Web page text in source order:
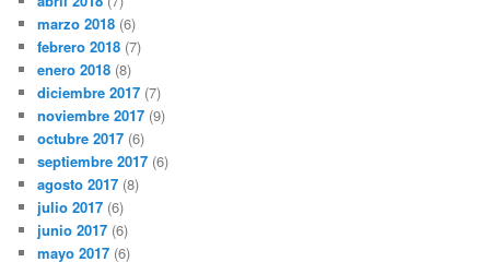
marzo 2018 (6)
febrero 2018 (7)
enero 2018 (8)
diciembre 2017 (7)
noviembre 2017 (9)
octubre 2017 (6)
septiembre 2017 (6)
agosto 2017 (8)
julio 2017 (6)
junio 2017 (6)
mayo 2017 (6)